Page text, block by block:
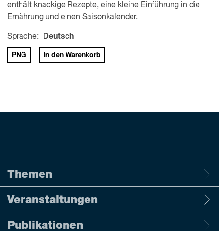
enthält knackige Rezepte, eine kleine Einführung in die
Ernährung und einen Saisonkalender.
Sprache: Deutsch
PNG In den Warenkorb
Themen
Veranstaltungen
Publikationen